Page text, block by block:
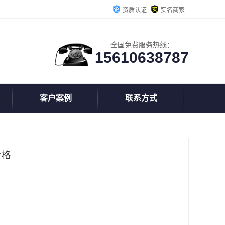
资质认证 实名商家
全国免费服务热线：
15610638787
客户案例 联系方式